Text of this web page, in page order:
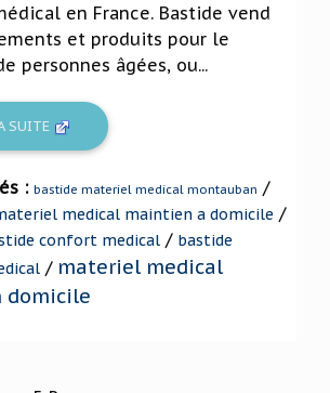
en France. Bastide vend
et produits pour le
personnes âgées, ou...
SUITE
: bastide materiel medical montauban /
medical maintien a domicile /
confort medical / bastide
/ materiel medical
domicile